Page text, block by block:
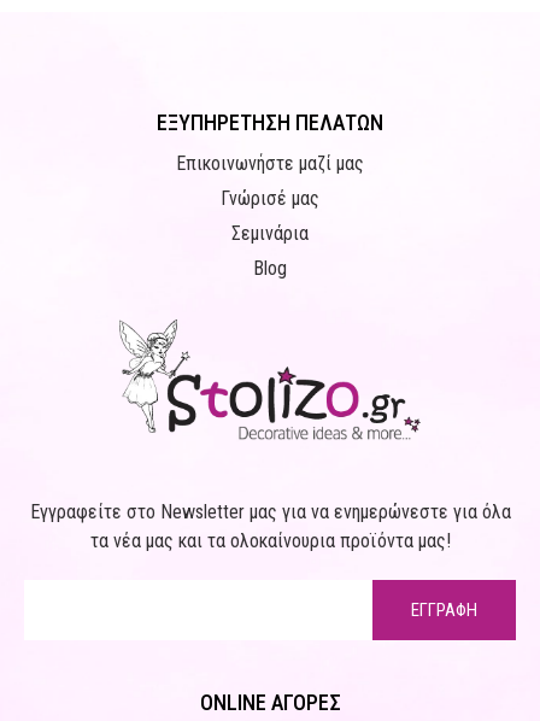
ΕΞΥΠΗΡΕΤΗΣΗ ΠΕΛΑΤΩΝ
Επικοινωνήστε μαζί μας
Γνώρισέ μας
Σεμινάρια
Blog
Εγγραφείτε στο Newsletter μας για να ενημερώνεστε για όλα
τα νέα μας και τα ολοκαίνουρια προϊόντα μας!
ΕΓΓΡΑΦΗ
ONLINE ΑΓΟΡΕΣ